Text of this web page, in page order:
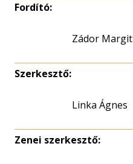
Fordító:
Zádor Margit
Szerkesztő:
Linka Ágnes
Zenei szerkesztő: